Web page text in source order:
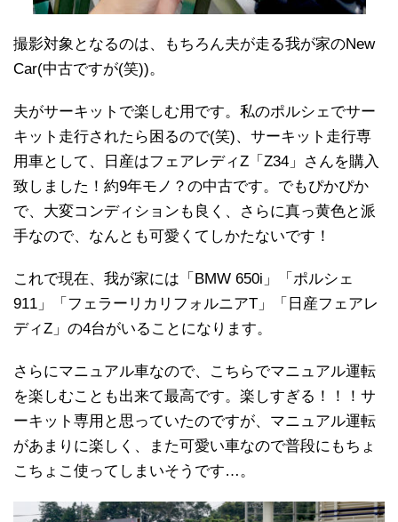
撮影対象となるのは、もちろん夫が走る我が家のNew
Car(中古ですが(笑))。
夫がサーキットで楽しむ用です。私のポルシェでサー
キット走行されたら困るので(笑)、サーキット走行専
用車として、日産はフェアレディZ「Z34」さんを購入
致しました！約9年モノ？の中古です。でもぴかぴか
で、大変コンディションも良く、さらに真っ黄色と派
手なので、なんとも可愛くてしかたないです！
これで現在、我が家には「BMW 650i」「ポルシェ
911」「フェラーリカリフォルニアT」「日産フェアレ
ディZ」の4台がいることになります。
さらにマニュアル車なので、こちらでマニュアル運転
を楽しむことも出来て最高です。楽しすぎる！！！サ
ーキット専用と思っていたのですが、マニュアル運転
があまりに楽しく、また可愛い車なので普段にもちょ
こちょこ使ってしまいそうです…。